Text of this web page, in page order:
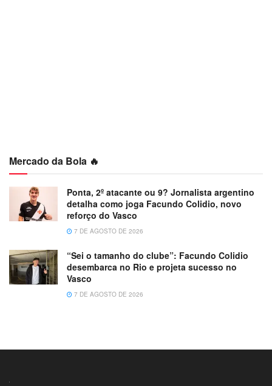
Mercado da Bola 🔥
Ponta, 2º atacante ou 9? Jornalista argentino
detalha como joga Facundo Colidio, novo
reforço do Vasco
7 DE AGOSTO DE 2026
“Sei o tamanho do clube”: Facundo Colidio
desembarca no Rio e projeta sucesso no
Vasco
7 DE AGOSTO DE 2026